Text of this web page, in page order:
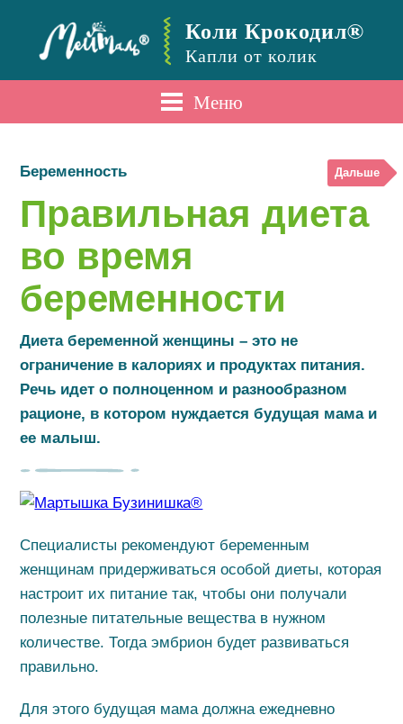
Коли Крокодил®
Капли от колик
Меню
Беременность Дальше
Правильная диета
во время
беременности
Диета беременной женщины – это не
ограничение в калориях и продуктах питания.
Речь идет о полноценном и разнообразном
рационе, в котором нуждается будущая мама и
ее малыш.
Специалисты рекомендуют беременным
женщинам придерживаться особой диеты, которая
настроит их питание так, чтобы они получали
полезные питательные вещества в нужном
количестве. Тогда эмбрион будет развиваться
правильно.
Для этого будущая мама должна ежедневно